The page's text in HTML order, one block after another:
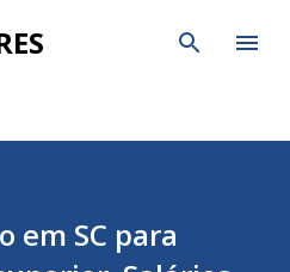
principal
em SC para